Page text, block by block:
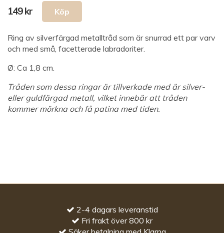
149 kr
Ring av silverfärgad metalltråd som är snurrad ett par varv
och med små, facetterade labradoriter.
Ø: Ca 1,8 cm.
Tråden som dessa ringar är tillverkade med är silver-
eller guldfärgad metall, vilket innebär att tråden
kommer mörkna och få patina med tiden.
2-4 dagars leveranstid
Fri frakt över 800 kr